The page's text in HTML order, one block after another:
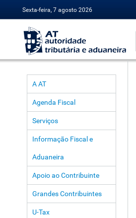
Sexta-feira, 7 agosto 2026
A AT
Agenda Fiscal
Serviços
Informação Fiscal e
Aduaneira
Apoio ao Contribuinte
Grandes Contribuintes
U-Tax